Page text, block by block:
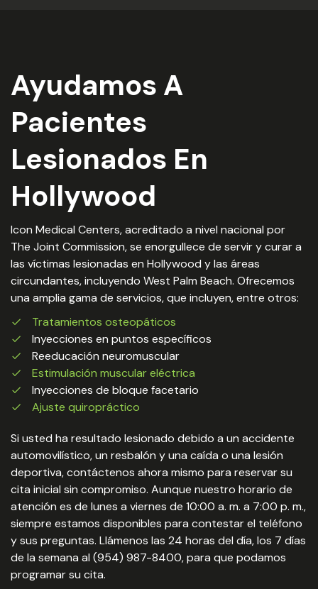
Ayudamos A
Pacientes
Lesionados En
Hollywood
Icon Medical Centers, acreditado a nivel nacional por
The Joint Commission, se enorgullece de servir y curar a
las víctimas lesionadas en Hollywood y las áreas
circundantes, incluyendo West Palm Beach. Ofrecemos
una amplia gama de servicios, que incluyen, entre otros:
Tratamientos osteopáticos
Inyecciones en puntos específicos
Reeducación neuromuscular
Estimulación muscular eléctrica
Inyecciones de bloque facetario
Ajuste quiropráctico
Si usted ha resultado lesionado debido a un accidente
automovilístico, un resbalón y una caída o una lesión
deportiva, contáctenos ahora mismo para reservar su
cita inicial sin compromiso. Aunque nuestro horario de
atención es de lunes a viernes de 10:00 a. m. a 7:00 p. m.,
siempre estamos disponibles para contestar el teléfono
y sus preguntas. Llámenos las 24 horas del día, los 7 días
de la semana al (954) 987-8400, para que podamos
programar su cita.